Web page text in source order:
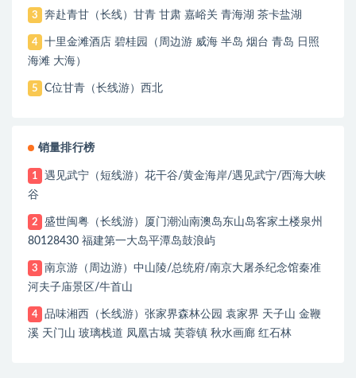
3 奔赴青甘（长线）甘青 甘肃 嘉峪关 青海湖 茶卡盐湖
4
十里金滩酒店 碧桂园（周边游 威海 半岛 烟台 青岛 日照
海滩 大海）
5 C位甘青（长线游）西北
销量排行榜
1
遇见武宁（短线游）花干谷/黄金海岸/遇见武宁/西海大峡
谷
2
盛世闽粤（长线游）厦门潮汕南澳岛东山岛客家土楼泉州
80128430 福建第一大岛平潭岛鼓浪屿
3
南京游（周边游）中山陵/总统府/南京大屠杀纪念馆秦准
河夫子庙景区/牛首山
4
品味湘西（长线游）张家界森林公园 袁家界 天子山 金鞭
溪 天门山 玻璃栈道 凤凰古城 芙蓉镇 秋水画廊 红石林